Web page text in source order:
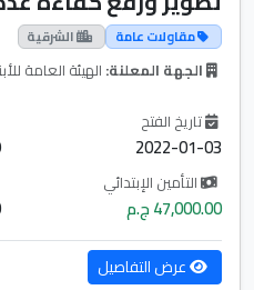
مقاولات عامة الشرقية
الجهة المعلنة: الهيئة العامة
تاريخ الفتح
2022-01-03
التأمين الإبتدائي
47,000.00 ج.م
عرض التفاصيل